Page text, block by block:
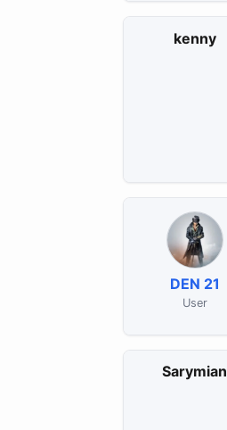
kenny
DEN 21
User
Sarymian